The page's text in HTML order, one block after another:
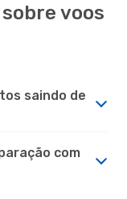
voos
saindo de
com